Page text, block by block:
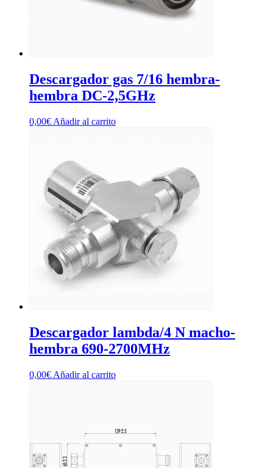
Descargador gas 7/16 hembra-
hembra DC-2,5GHz
0,00€ Añadir al carrito
Descargador lambda/4 N macho-
hembra 690-2700MHz
0,00€ Añadir al carrito